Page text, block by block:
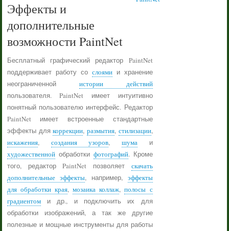
Эффекты и
дополнительные
возможности PaintNet
Бесплатный графический редактор PaintNet
поддерживает работу со слоямии хранение
неограниченной истории действий
пользователя. PaintNet имеет интуитивно
понятный пользователю интерфейс. Редактор
PaintNet имеет встроенные стандартные
эффекты длякоррекции, размытия, стилизации,
искажения, создания узоров, шумаи
художественнойобработки фотографий. Кроме
того, редактор PaintNet позволяет скачать
дополнительные эффекты, например, эффекты
для обработки края,мозаика коллаж,полосы с
градиентоми др., и подключить их для
обработки изображений, а так же другие
полезные и мощные инструменты для работы